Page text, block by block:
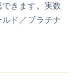
きます。実数
ド／プラチナ